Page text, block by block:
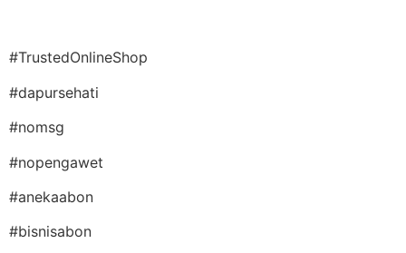
#TrustedOnlineShop
#dapursehati
#nomsg
#nopengawet
#anekaabon
#bisnisabon